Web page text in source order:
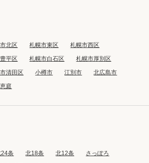
北区 札幌市東区
札幌市西区
平区 札幌市白石区
札幌市厚別区
清田区 小樽市 江別市
北広島市
恵庭
24条 北18条 北12条
さっぽろ